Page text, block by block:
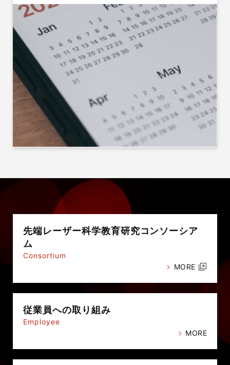
先端レーザー科学教育研究コンソーシア
ム
Consortium
MORE
従業員への取り組み
Employee
MORE